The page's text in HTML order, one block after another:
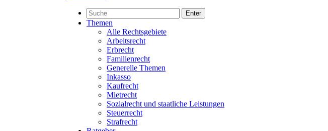
Enter
Themen
Alle Rechtsgebiete
Arbeitsrecht
Erbrecht
Familienrecht
Generelle Themen
Inkasso
Kaufrecht
Mietrecht
Sozialrecht und staatliche Leistungen
Steuerrecht
Strafrecht